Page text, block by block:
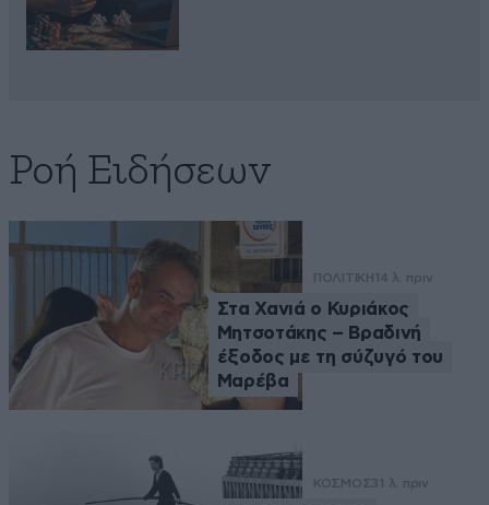
Ροή Ειδήσεων
ΠΟΛΙΤΙΚΗ 14 λ. πριν
Στα Χανιά ο Κυριάκος
Μητσοτάκης – Βραδινή
έξοδος με τη σύζυγό του
Μαρέβα
ΚΟΣΜΟΣ31 λ. πριν